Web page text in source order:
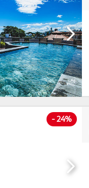
- 24%